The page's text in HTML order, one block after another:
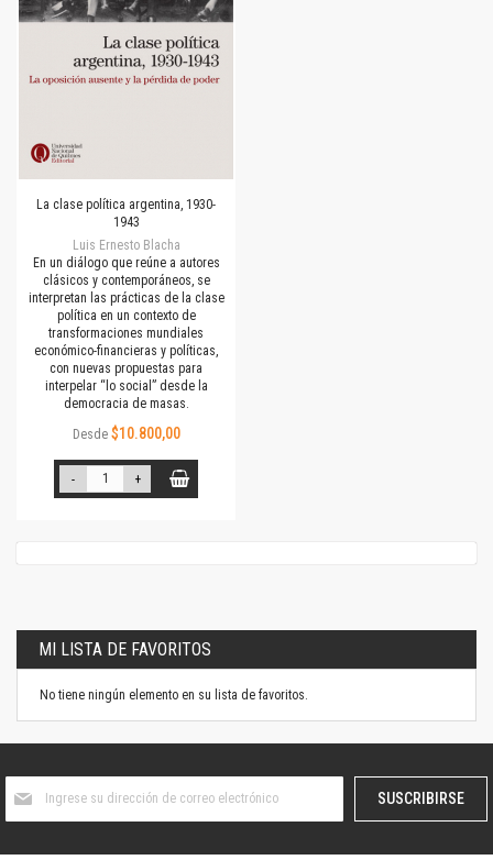
La clase política argentina, 1930-
1943
Luis Ernesto Blacha
En un diálogo que reúne a autores
clásicos y contemporáneos, se
interpretan las prácticas de la clase
política en un contexto de
transformaciones mundiales
económico-financieras y políticas,
con nuevas propuestas para
interpelar “lo social” desde la
democracia de masas.
Desde $10.800,00
- +
MI LISTA DE FAVORITOS
No tiene ningún elemento en su lista de favoritos.
boletín
SUSCRIBIRSE